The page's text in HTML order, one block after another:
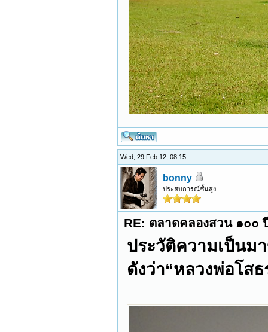
Wed, 29 Feb 12, 08:15
bonny
ประสบการณ์ชั้นสูง
RE: ตลาดคลองสวน ๑๐๐
ประวัติความเป็นม
ดังว่า“หลวงพ่อโส